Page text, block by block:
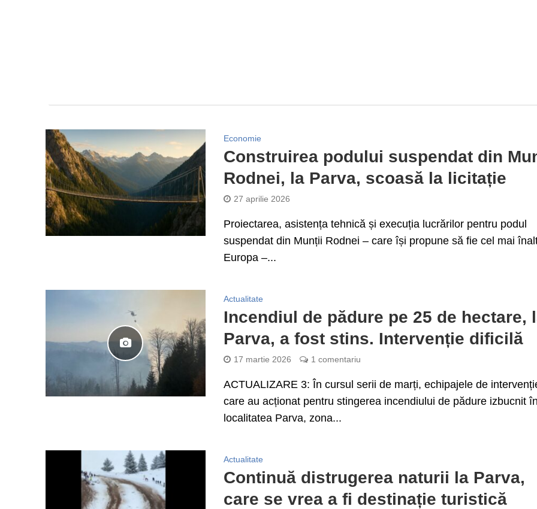
Economie
Construirea podului suspendat din
Rodnei, la Parva, scoasă la licitație
27 aprilie 2026
Proiectarea, asistența tehnică și execuția lucrărilor pentru podul
suspendat din Munții Rodnei – care își propune să fie cel mai
Europa –...
Actualitate
Incendiul de pădure pe 25 de hectare,
Parva, a fost stins. Intervenție dificilă
17 martie 2026 1 comentariu
ACTUALIZARE 3: În cursul serii de marți, echipajele de
care au acționat pentru stingerea incendiului de pădure izbucnit
localitatea Parva, zona...
Actualitate
Continuă distrugerea naturii la Parva,
care se vrea a fi destinație turistică